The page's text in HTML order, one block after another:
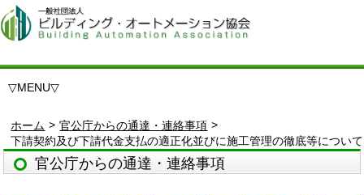
▽MENU▽
ホーム > 官公庁からの通達・連絡事項 >
下請契約及び下請代金支払の適正化並びに施工管理の徹底等について
官公庁からの通達・連絡事項